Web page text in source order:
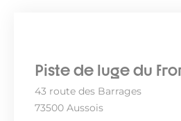
Piste de luge du
43 route des Barrages
73500 Aussois